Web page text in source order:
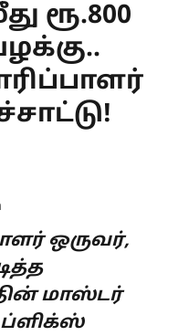
ரூ.800
ஒருவர்,
மாஸ்டர்